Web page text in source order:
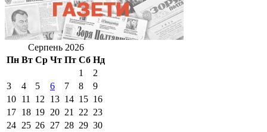
Серпень 2026
Пн Вт Ср Чт Пт Сб Нд
1
2
3
4 5 6 7 8
9
10 11 12 13 14 15 16
17 18 19 20 21 22 23
24 25 26 27 28 29 30